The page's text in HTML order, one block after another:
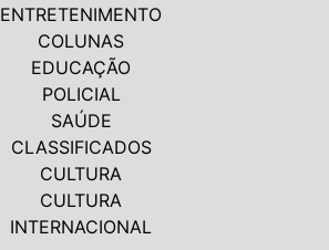
ENTRETENIMENTO
COLUNAS
EDUCAÇÃO
POLICIAL
SAÚDE
CLASSIFICADOS
CULTURA
CULTURA
INTERNACIONAL